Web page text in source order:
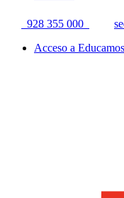
928 355 000
Acceso a Educamos